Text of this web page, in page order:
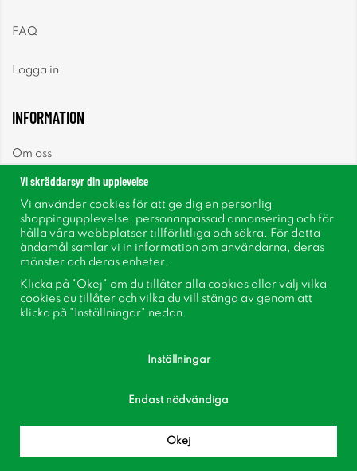
FAQ
Logga in
INFORMATION
Om oss
Nyhetsbrev
Om cookies
Inspiration
Bli medlem i vår kundklubb!
Vi skräddarsyr din upplevelse
Vi använder cookies för att ge dig en personlig
shoppingupplevelse, personanpassad annonsering och för
hålla våra webbplatser tillförlitliga och säkra. För detta
ändamål samlar vi in information om användarna, deras
mönster och deras enheter.
Klicka på "Okej" om du tillåter alla cookies eller välj vilka
cookies du tillåter och vilka du vill stänga av genom att
klicka på "Inställningar" nedan.
Inställningar
Endast nödvändiga
Okej